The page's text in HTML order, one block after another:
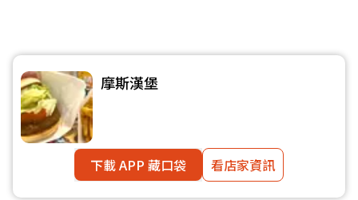
摩斯漢堡
下載 APP 藏口袋 看店家資訊